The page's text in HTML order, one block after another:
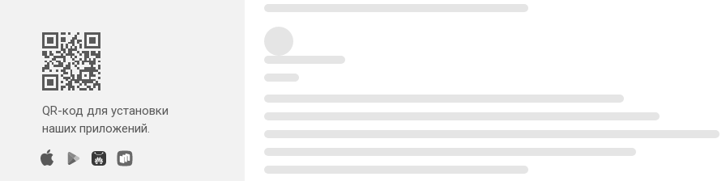
QR-код для установки
наших приложений.